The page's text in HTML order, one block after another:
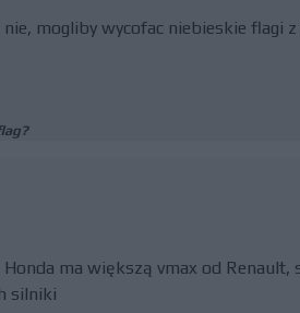
mogliby wycofac niebieskie flagi
ma większą vmax od Renault,
silniki